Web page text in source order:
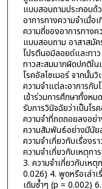
แบบสอบถามประกอบด้
อาการทางความจำเมื่
ความถี่ของอาการทาง
แบบสอบถาม อาสาสมัค
โปรตีนอมิลอยด์และทา
ทาวสะสมมากผิดปกติใ
โรคอัลไซเมอร์ จากนั้น
ความจำแต่ละอาการกับ
เข้าร่วมการศึกษาทั้งห
รับการวินิจฉัยว่าเป็นโร
ความจำที่ถดถอยลงอย่
ความสัมพันธ์อย่างมีนัย
ความจำเกี่ยวกับเรื่อง
ความจำเกี่ยวกับเหตุก
3. ความจำเกี่ยวกับเห
0.026) 4. พูดหรือเล่า
เดิมซ้ำๆ (p = 0.002)